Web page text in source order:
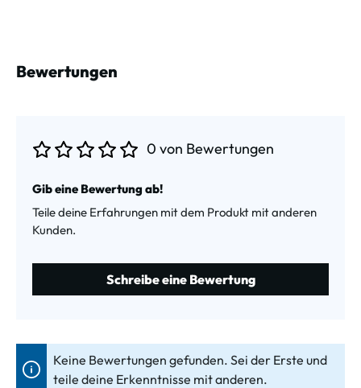
Bewertungen
0 von Bewertungen
Gib eine Bewertung ab!
Teile deine Erfahrungen mit dem Produkt mit anderen
Kunden.
Schreibe eine Bewertung
Keine Bewertungen gefunden. Sei der Erste und
teile deine Erkenntnisse mit anderen.